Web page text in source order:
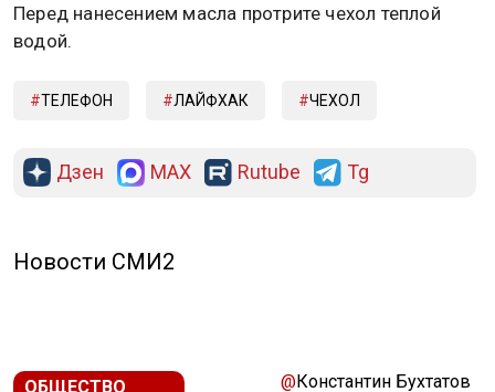
Перед нанесением масла протрите чехол теплой
водой.
ТЕЛЕФОН ЛАЙФХАК ЧЕХОЛ
Дзен MAX Rutube Tg
Новости СМИ2
ОБЩЕСТВО @Константин Бухтатов